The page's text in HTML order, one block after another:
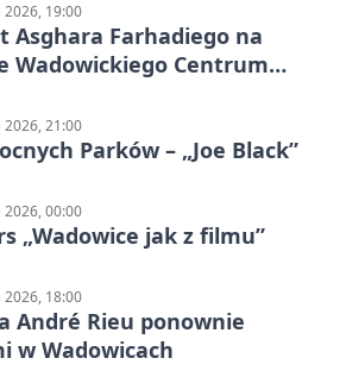
19:00
Asghara Farhadiego na
Wadowickiego Centrum
21:00
Parków – „Joe Black”
00:00
„Wadowice jak z filmu”
18:00
André Rieu ponownie
w Wadowicach